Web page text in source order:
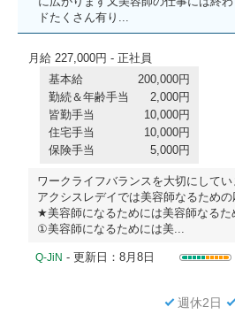
ドたくさん有り...
月給 227,000円 - 正社員
基本給
200,000円
勤続＆年齢手当
2,000円
皆勤手当
10,000円
住宅手当
10,000円
保険手当
5,000円
ワークライフバランスを大切にして
アクシスレデイでは美容師なるため
★美容師になるためには美容師なる
①美容師になるためには美...
Q-JiN - 更新日：8月8日
週休2日